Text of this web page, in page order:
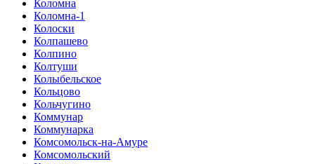
Коломна
Коломна-1
Колоски
Колпашево
Колпино
Колтуши
Колыбельское
Кольцово
Кольчугино
Коммунар
Коммунарка
Комсомольск-на-Амуре
Комсомольский